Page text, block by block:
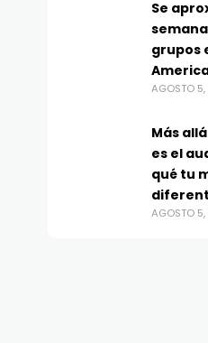
Se
grupos
AGOSTO
Más
es el
qué tu
AGOSTO